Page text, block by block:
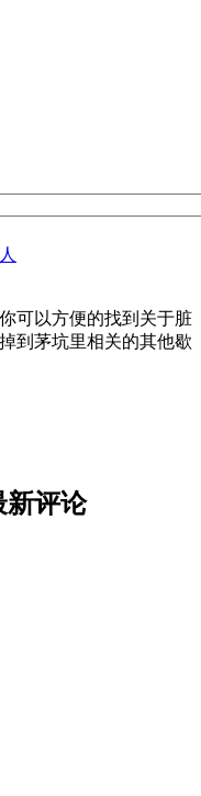
可以方便的找到关于脏
到茅坑里相关的其他歇
新评论